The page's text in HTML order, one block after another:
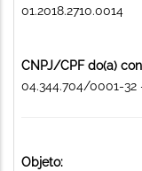
01.2018.2710.0014
CNPJ/CPF do(a)
04.344.704/0001-32
Objeto: